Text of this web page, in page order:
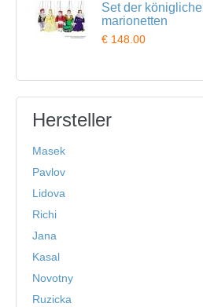
Set der
marionetten
€ 148.00
Hersteller
Masek
Pavlov
Lidova
Richi
Jana
Kasal
Novotny
Ruzicka